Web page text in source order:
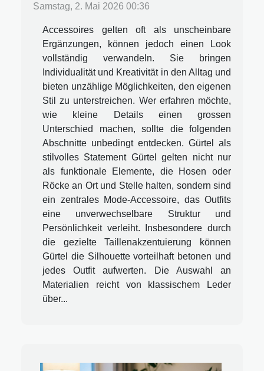
Samstag, 2. Mai 2026 00:36
Accessoires gelten oft als unscheinbare
Ergänzungen, können jedoch einen Look
vollständig verwandeln. Sie bringen
Individualität und Kreativität in den Alltag und
bieten unzählige Möglichkeiten, den eigenen
Stil zu unterstreichen. Wer erfahren möchte,
wie kleine Details einen grossen
Unterschied machen, sollte die folgenden
Abschnitte unbedingt entdecken. Gürtel als
stilvolles Statement Gürtel gelten nicht nur
als funktionale Elemente, die Hosen oder
Röcke an Ort und Stelle halten, sondern sind
ein zentrales Mode-Accessoire, das Outfits
eine unverwechselbare Struktur und
Persönlichkeit verleiht. Insbesondere durch
die gezielte Taillenakzentuierung können
Gürtel die Silhouette vorteilhaft betonen und
jedes Outfit aufwerten. Die Auswahl an
Materialien reicht von klassischem Leder
über...